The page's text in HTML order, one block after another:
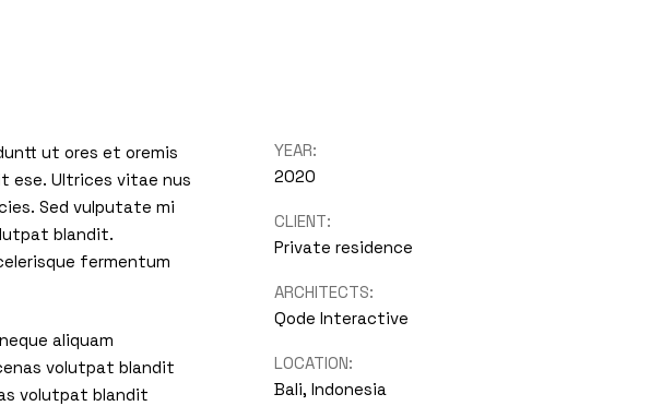
ut ores et oremis
ese. Ultrices vitae nus
Sed vulputate mi
blandit.
fermentum
aliquam
volutpat blandit
volutpat blandit
YEAR:
2020
CLIENT:
Private residence
ARCHITECTS:
Qode Interactive
LOCATION:
Bali, Indonesia